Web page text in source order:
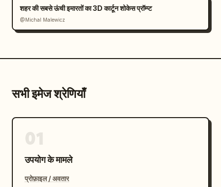
शहर की सबसे ऊंची इमारतों का 3D कार्टून शोकेस प्रॉम्प्ट
@Michal Malewicz
सभी इमेज श्रेणियाँ
उपयोग के मामले
प्रोफ़ाइल / अवतार